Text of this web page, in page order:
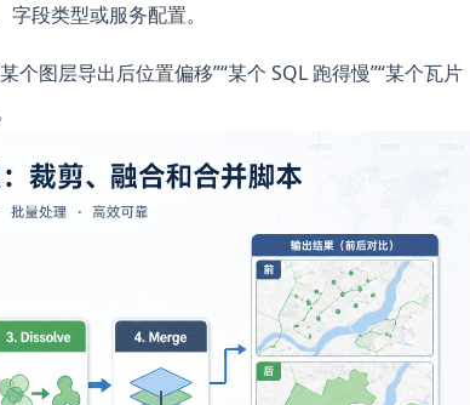
段类型或服务配置。
图层导出后位置偏移”“某个 SQL 跑得慢”“某个瓦片